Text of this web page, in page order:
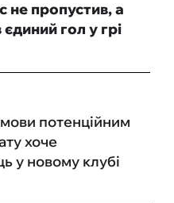
не пропустив, а
гол у грі
потенційним
хоче
у новому клубі